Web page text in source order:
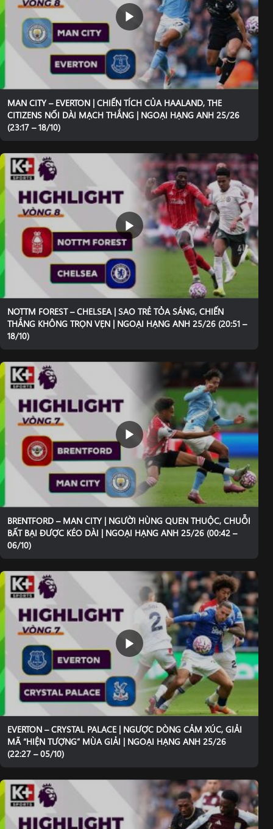
MAN CITY – EVERTON | CHIẾN TÍCH CỦA HAALAND, THE
CITIZENS NỐI DÀI MẠCH THẮNG | NGOẠI HẠNG ANH 25/26
(23:17 – 18/10)
NOTTM FOREST – CHELSEA | SAO TRẺ TỎA SÁNG, CHIẾN
THẮNG KHÔNG TRỌN VẸN | NGOẠI HẠNG ANH 25/26 (20:51 –
18/10)
BRENTFORD – MAN CITY | NGƯỜI HÙNG QUEN THUỘC, CHUỖI
BẤT BẠI ĐƯỢC KÉO DÀI | NGOẠI HẠNG ANH 25/26 (00:42 –
06/10)
EVERTON – CRYSTAL PALACE | NGƯỢC DÒNG CẢM XÚC, GIẢI
MÃ “HIỆN TƯỢNG” MÙA GIẢI | NGOẠI HẠNG ANH 25/26
(22:27 – 05/10)